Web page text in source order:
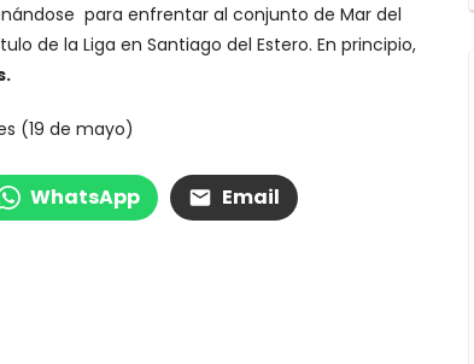
para enfrentar al conjunto de Mar del
de la Liga en Santiago del Estero. En principio,
(19 de mayo)
WhatsApp Email